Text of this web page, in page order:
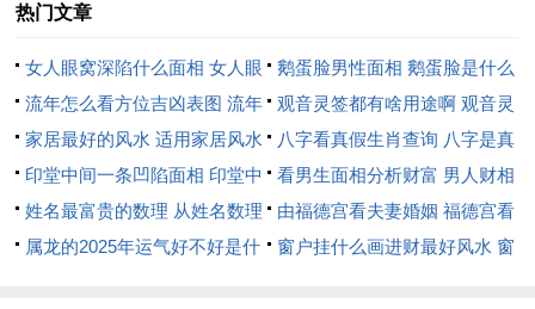
戾与焦躁，使思绪得以沉潜，决策归于清明。
三、古人所说的「自刑太岁」除心理困扰外，在现实中会通过哪
些具体事件投射到属马者的生活里？
自刑太岁的核心在于「自寻烦恼」。午火为离卦，主文明、礼仪
与心志，当两只离火碰撞，便不是简单的照亮，而是焚毁式的自
热门文章
女人眼窝深陷什么面相 女人眼
窝深陷是短命相吗
鹅蛋脸男性面相 鹅蛋脸是什么
脸型男性
流年怎么看方位吉凶表图 流年
位置怎么看
观音灵签都有啥用途啊 观音灵
签全部签签词
家居最好的风水 适用家居风水
八字看真假生肖查询 八字是真
还是假
印堂中间一条凹陷面相 印堂中
间有条线沟好不好
看男生面相分析财富 男人财相
从哪里看
姓名最富贵的数理 从姓名数理
看富豪
由福德宫看夫妻婚姻 福德宫看
配偶生肖
属龙的2025年运气好不好是什
窗户挂什么画进财最好风水 窗